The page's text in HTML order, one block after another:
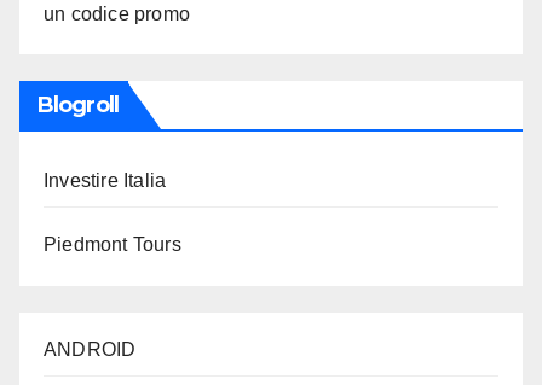
un codice promo
Blogroll
Investire Italia
Piedmont Tours
ANDROID